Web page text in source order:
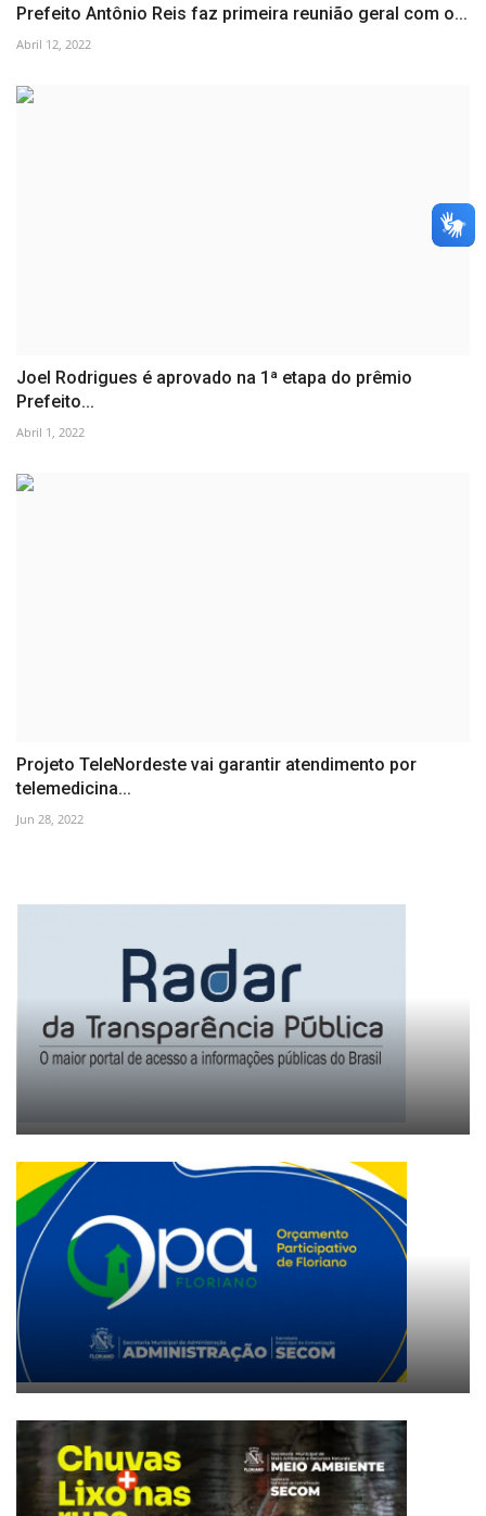
Prefeito Antônio Reis faz primeira reunião geral com o...
Abril 12, 2022
Joel Rodrigues é aprovado na 1ª etapa do prêmio
Prefeito...
Abril 1, 2022
Projeto TeleNordeste vai garantir atendimento por
telemedicina...
Jun 28, 2022